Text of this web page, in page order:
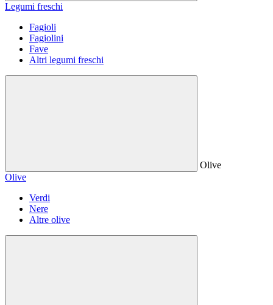
Legumi freschi
Fagioli
Fagiolini
Fave
Altri legumi freschi
Olive
Olive
Verdi
Nere
Altre olive